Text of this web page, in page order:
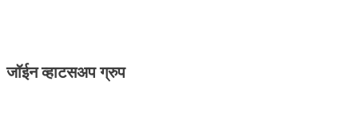
जॉईन व्हाटसअप ग्रुप